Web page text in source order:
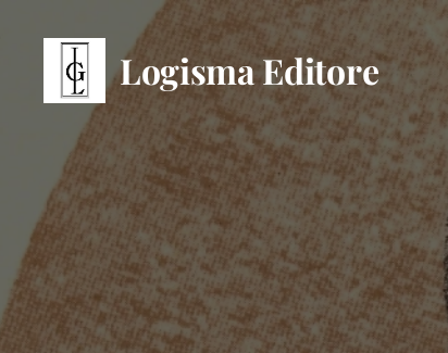
Logisma Editore